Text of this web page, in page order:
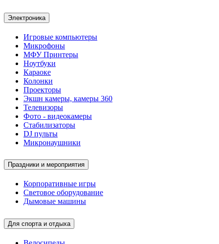
Электроника
Игровые компьютеры
Микрофоны
МФУ Принтеры
Ноутбуки
Караоке
Колонки
Проекторы
Экшн камеры, камеры 360
Телевизоры
Фото - видеокамеры
Стабилизаторы
DJ пульты
Микронаушники
Праздники и мероприятия
Корпоративные игры
Световое оборудование
Дымовые машины
Для спорта и отдыха